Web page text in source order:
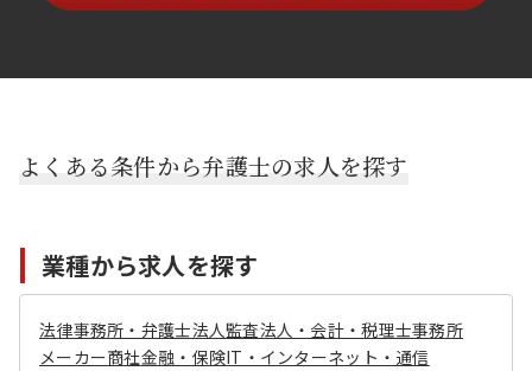
よくある条件から弁護士の求人を探す
業種から求人を探す
法律事務所・弁護士法人監査法人・会計・税理士事務所
メーカー商社金融・保険IT・インターネット・通信